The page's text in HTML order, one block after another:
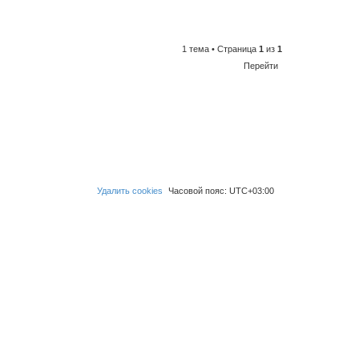
1 тема • Страница 1 из 1
Перейти
Часовой пояс: UTC+03:00
Удалить cookies